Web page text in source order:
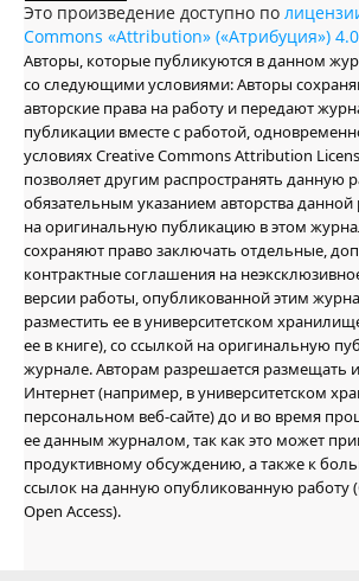
Это произведение доступно по
Commons «Attribution» («Атрибуция»)
Авторы, которые публикуются в данном
со следующими условиями: Авторы
авторские права на работу и передают
публикации вместе с работой,
условиях Creative Commons Attribution
позволяет другим распространять данную
обязательным указанием авторства
на оригинальную публикацию в этом
сохраняют право заключать отдельные,
контрактные соглашения на
версии работы, опубликованной этим
разместить ее в университетском
ее в книге), со ссылкой на оригинальную
журнале. Авторам разрешается размещать
Интернет (например, в университетском
персональном веб-сайте) до и во время
ее данным журналом, так как это может
продуктивному обсуждению, а также к
ссылок на данную опубликованную работу
Open Access).